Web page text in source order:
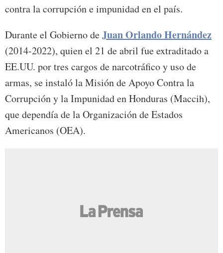
contra la corrupción e impunidad en el país.
Durante el Gobierno deJuan Orlando Hernández
(2014-2022), quien el 21 de abril fue extraditado a
EE.UU. por tres cargos de narcotráfico y uso de
armas, se instaló la Misión de Apoyo Contra la
Corrupción y la Impunidad en Honduras (Maccih),
que dependía de la Organización de Estados
Americanos (OEA).